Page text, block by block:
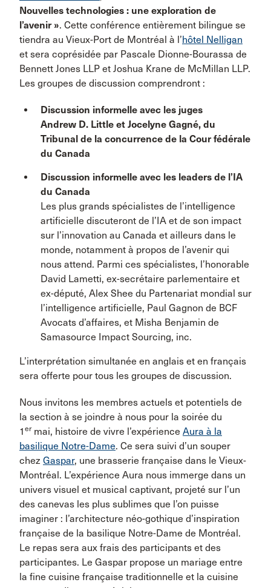
Nouvelles technologies : une exploration de
l’avenir ». Cette conférence entièrement bilingue se
tiendra au Vieux-Port de Montréal à l’hôtel Nelligan
et sera coprésidée par Pascale Dionne-Bourassa de
Bennett Jones LLP et Joshua Krane de McMillan LLP.
Les groupes de discussion comprendront :
Discussion informelle avec les juges
Andrew D. Little et Jocelyne Gagné, du
Tribunal de la concurrence de la Cour fédérale
du Canada
Discussion informelle avec les leaders de l’IA
du Canada
Les plus grands spécialistes de l’intelligence
artificielle discuteront de l’IA et de son impact
sur l’innovation au Canada et ailleurs dans le
monde, notamment à propos de l’avenir qui
nous attend. Parmi ces spécialistes, l’honorable
David Lametti, ex-secrétaire parlementaire et
ex-député, Alex Shee du Partenariat mondial sur
l’intelligence artificielle, Paul Gagnon de BCF
Avocats d’affaires, et Misha Benjamin de
Samasource Impact Sourcing, inc.
L’interprétation simultanée en anglais et en français
sera offerte pour tous les groupes de discussion.
Nous invitons les membres actuels et potentiels de
la section à se joindre à nous pour la soirée du
1 ermai, histoire de vivre l’expérience Aura à la
basilique Notre-Dame. Ce sera suivi d’un souper
chez Gaspar, une brasserie française dans le Vieux-
Montréal. L’expérience Aura nous immerge dans un
univers visuel et musical captivant, projeté sur l’un
des canevas les plus sublimes que l’on puisse
imaginer : l’architecture néo-gothique d’inspiration
française de la basilique Notre-Dame de Montréal.
Le repas sera aux frais des participants et des
participantes. Le Gaspar propose un mariage entre
la fine cuisine française traditionnelle et la cuisine